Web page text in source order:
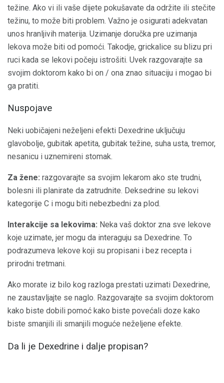
težine. Ako vi ili vaše dijete pokušavate da održite ili stečite
težinu, to može biti problem. Važno je osigurati adekvatan
unos hranljivih materija. Uzimanje doručka pre uzimanja
lekova može biti od pomoći. Takodje, grickalice su blizu pri
ruci kada se lekovi počeju istrošiti. Uvek razgovarajte sa
svojim doktorom kako bi on / ona znao situaciju i mogao bi
ga pratiti.
Nuspojave
Neki uobičajeni neželjeni efekti Dexedrine uključuju
glavobolje, gubitak apetita, gubitak težine, suha usta, tremor,
nesanicu i uznemireni stomak.
Za žene: razgovarajte sa svojim lekarom ako ste trudni,
bolesni ili planirate da zatrudnite. Deksedrine su lekovi
kategorije C i mogu biti nebezbedni za plod.
Interakcije sa lekovima: Neka vaš doktor zna sve lekove
koje uzimate, jer mogu da interaguju sa Dexedrine. To
podrazumeva lekove koji su propisani i bez recepta i
prirodni tretmani.
Ako morate iz bilo kog razloga prestati uzimati Dexedrine,
ne zaustavljajte se naglo. Razgovarajte sa svojim doktorom
kako biste dobili pomoć kako biste povećali doze kako
biste smanjili ili smanjili moguće neželjene efekte.
Da li je Dexedrine i dalje propisan?